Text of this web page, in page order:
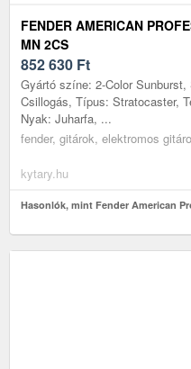
FENDER AMERICAN
MN 2CS
852 630 Ft
Gyártó színe: 2-Color
Csillogás, Típus: Stratocaster,
Nyak: Juharfa, ...
fender, gitárok, elektromos
kytary.hu
Hasonlók, mint Fender American